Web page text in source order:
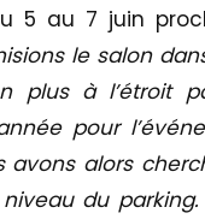
5 au 7 juin
le salon
plus à l’étroit
pour
avons alors
du